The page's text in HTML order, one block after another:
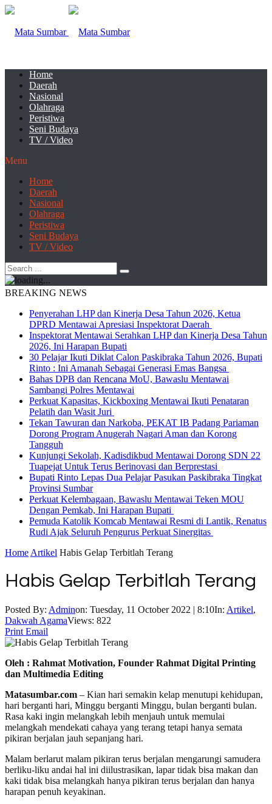
Home
Daerah
Nasional
Olahraga
Peristiwa
Seni Budaya
TV / Video
Menu
Home
Daerah
Nasional
Olahraga
Peristiwa
Seni Budaya
TV / Video
BREAKING NEWS
Penyerahan LHP dan Kinerja Desa Tahun 2026, Ketua
DPRD Mentawai Apresiasi Inspektorat Daerah
Inspektorat Mentawai Serahkan LHP dan Kinerja Desa Tahun
2026, Ini Harapan Bupati
30 Pelajar Ikuti Diklat Calon Paskibraka Tahun 2026, Bupati
Rinto : Ini Amanah Sebagai Generasi Emas Bangsa
Bahas DPB dan Rencana MoU, Bawaslu Mentawai
Sambangi Polres Mentawai
Perkuat Kapasitas, Kickboxing Mentawai Ikuti Penataran
Pelatih dan Wasit Juri
Tekan Tawuran dan Narkoba, PEKAT IB Padang Pariaman
Dorong Program Anugerah Nagari Aman dan Korong
Tangguh
Kunjungi Sekolah, Kadisdikbud Mentawai Dorong SDN 22
Tuapejat Untuk Terus Berinovasi dan Berprestasi
Bupati Rinto Lepas Dua Pelajar Pasukan Paskibraka Tingkat
Provinsi Sumbar
Perkuat Kelembagaan, Bawaslu Mentawai Teken MOU
Dengan Pemkab, Ini Harapan Bupati
Pemuda Katolik Komcab Mentawai Resmi di Lantik, Renatus
Rudi Ajak Seluruh Pengurus Perkuat Sinergitas
Home Artikel Habis Gelap Terbitlah Terang
Habis Gelap Terbitlah Terang
Posted By: Adminon: Tuesday, 11 October 2022 | 8:10In: Artikel,
Dakwah AgamaViews: 822
Print Email
Oleh : Rahmat Motivation, Founder Rahmat Digital Printing
dan Multimedia Editing
Matasumbar.com – Kian hari semakin kelap menutupi kehidupan,
hari berganti hari, Minggu berganti Minggu, bulan berganti bulan.
Rasa kaki ingin melangkah lebih menjauh untuk memulai
melangkah mendekati cahaya yang terang tetapi hanya semata
pikiran berjalan jauh sepanjang hari.
Malam berlarut malam pikiran terus berjalan mengarungi samudera
berliku-liku andai hal ini diilustrasikan, lapar tidak bisa makan dan
kaki tidak bisa melangkah hanya pikiran terus berjalan dan hanya
harapan penuh keyakinan.